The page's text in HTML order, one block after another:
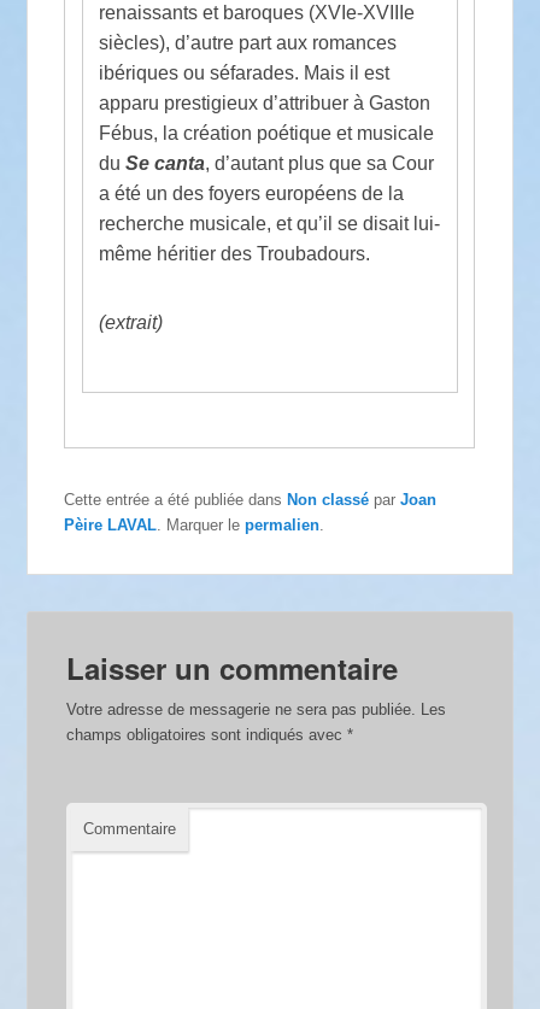
renaissants et baroques (XVIe-XVIIIe
siècles), d’autre part aux romances
ibériques ou séfarades. Mais il est
apparu prestigieux d’attribuer à Gaston
Fébus, la création poétique et musicale
duSe canta, d’autant plus que sa Cour
a été un des foyers européens de la
recherche musicale, et qu’il se disait lui-
même héritier des Troubadours.
(extrait)
Cette entrée a été publiée dansNon classé parJoan
Pèire LAVAL . Marquer lepermalien
Laisser un commentaire
Votre adresse de messagerie ne sera pas publiée. Les
champs obligatoires sont indiqués avec*
Commentaire